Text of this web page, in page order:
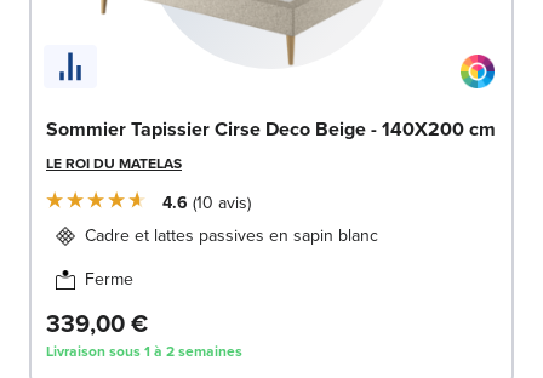
Sommier Tapissier Cirse Deco Beige - 140X200 cm
LE ROI DU MATELAS
4.6 10 avis
Cadre et lattes passives en sapin blanc
Ferme
339,00 €
Livraison sous 1 à 2 semaines